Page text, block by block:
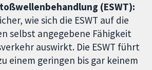
(ESWT):
wie sich die ESWT auf die
selbst angegebene Fähigkeit
auswirkt. Die ESWT führt
einem geringen bis gar keinem